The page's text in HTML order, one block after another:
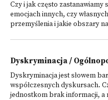
Czy i jak często zastanawiamy
emocjach innych, czy
przemyślenia i jakie obszary
Dyskryminacja /
Dyskryminacja jest słowem
współczesnych dyskursach.
jednostkom brak informacji, a